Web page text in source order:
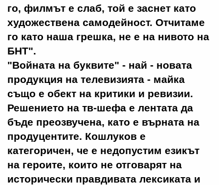
го, филмът е слаб, той е заснет като
художествена самодейност. Отчитаме
го като наша грешка, не е на нивото на
БНТ".
"Войната на буквите" - най - новата
продукция на телевизията - майка
също е обект на критики и ревизии.
Решението на тв-шефа е лентата да
бъде преозвучена, като е върната на
продуцентите. Кошлуков е
категоричен, че е недопустим езикът
на героите, които не отговарят на
исторически правдивата лексиката и